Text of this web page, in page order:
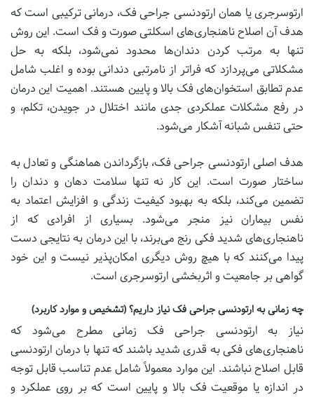
ارتوسرجری یا همان ارتودنسی جراحی فک، درمانی ترکیبی است که
هدف آن اصلاح ناهنجاری‌های اسکلتی صورت و فک است. این روش
تنها به مرتب کردن دندان‌ها محدود نمی‌شود، بلکه به حل
مشکلاتی می‌پردازد که فراتر از نامرتبی دندانی بوده و اغلب شامل
عدم تطابق استخوان‌های فک بالا و پایین هستند. اهمیت این درمان
در رفع مشکلات عملکردی جدی مانند اختلال در جویدن، تکلم، و
حتی تنفس شبانه آشکار می‌شود.
هدف اصلی ارتودنسی جراحی فک، بازگرداندن هماهنگی و تعادل به
ساختار صورت است. این کار نه تنها سلامت دهان و دندان را
تضمین می‌کند، بلکه به بهبود کیفیت زندگی و افزایش اعتماد به
نفس بیماران نیز منجر می‌شود. بسیاری از افرادی که از
ناهنجاری‌های شدید فکی رنج می‌برند، با این درمان به نتایجی دست
پیدا می‌کنند که با هیچ روش دیگری امکان‌پذیر نیست و این خود
گواهی بر جامعیت و اثربخشی ارتوسرجری است.
چه زمانی به ارتودنسی جراحی فک نیاز داریم؟ (تشخیص و موارد کاربرد)
نیاز به ارتودنسی جراحی فک زمانی مطرح می‌شود که
ناهنجاری‌های فکی به قدری شدید باشند که تنها با درمان ارتودنسی
قابل اصلاح نباشند. این موارد معمولاً شامل عدم تناسب قابل توجه
در اندازه یا موقعیت فک بالا و پایین است که بر روی عملکرد و